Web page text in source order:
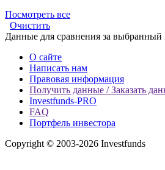
Посмотреть все
Очистить
Данные для сравнения за выбранный
О сайте
Написать нам
Правовая информация
Получить данные / Заказать
Investfunds-PRO
FAQ
Портфель инвестора
Copyright © 2003-2026 Investfunds